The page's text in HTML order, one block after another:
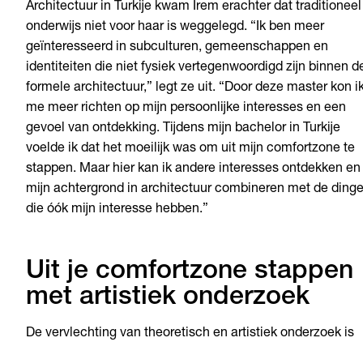
Architectuurin Turkije kwam Irem erachter dat traditioneel
onderwijs niet voor haaris weggelegd. “Ik ben meer
geïnteresseerd in subculturen, gemeenschappen en
identiteiten die niet fysiek vertegenwoordigd zijn binnen
formele architectuur,” legt ze uit. “Doordeze master kon
me meer richten op mijn persoonlijke interesses en een
gevoel van ontdekking. Tijdens mijn bachelor in Turkije
voelde ik dat het moeilijk was om uit mijn comfortzone te
stappen. Maar hier kan ik andere interesses ontdekken en
mijn achtergrond in architectuur combineren met de
die óók mijn interesse hebben.”
Uit je comfortzone stappen
met artistiek onderzoek
De vervlechting van theoretisch en artistiek onderzoek is